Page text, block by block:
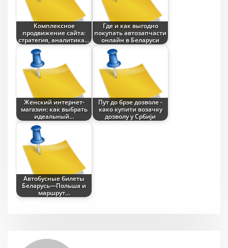
Комплексное
продвижение сайта:
стратегия, аналитика…
Где и как выгодно
покупать автозапчасти
онлайн в Беларуси
Женский интернет-
магазин: как выбрать
идеальный…
Пут до брзе дозволе -
како купити возачку
дозволу у Србији
Автобусные билеты
Беларусь—Польша и
маршрут…